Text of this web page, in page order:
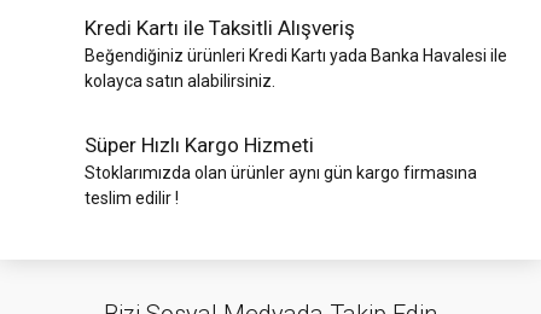
Kredi Kartı ile Taksitli Alışveriş
Beğendiğiniz ürünleri Kredi Kartı yada Banka Havalesi ile
kolayca satın alabilirsiniz.
Süper Hızlı Kargo Hizmeti
Stoklarımızda olan ürünler aynı gün kargo firmasına
teslim edilir !